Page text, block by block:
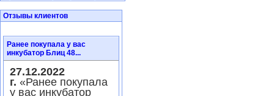
Отзывы клиентов
Ранее покупала у вас
инкубатор Блиц 48...
27.12.2022
г. «Ранее покупала
у вас инкубатор